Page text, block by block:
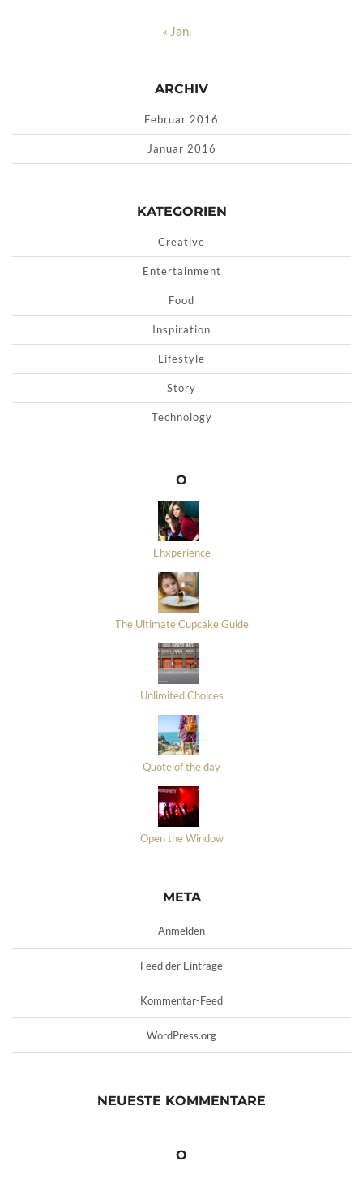
« Jan.
ARCHIV
Februar 2016
Januar 2016
KATEGORIEN
Creative
Entertainment
Food
Inspiration
Lifestyle
Story
Technology
O
Ehxperience
The Ultimate Cupcake Guide
Unlimited Choices
Quote of the day
Open the Window
META
Anmelden
Feed der Einträge
Kommentar-Feed
WordPress.org
NEUESTE KOMMENTARE
O